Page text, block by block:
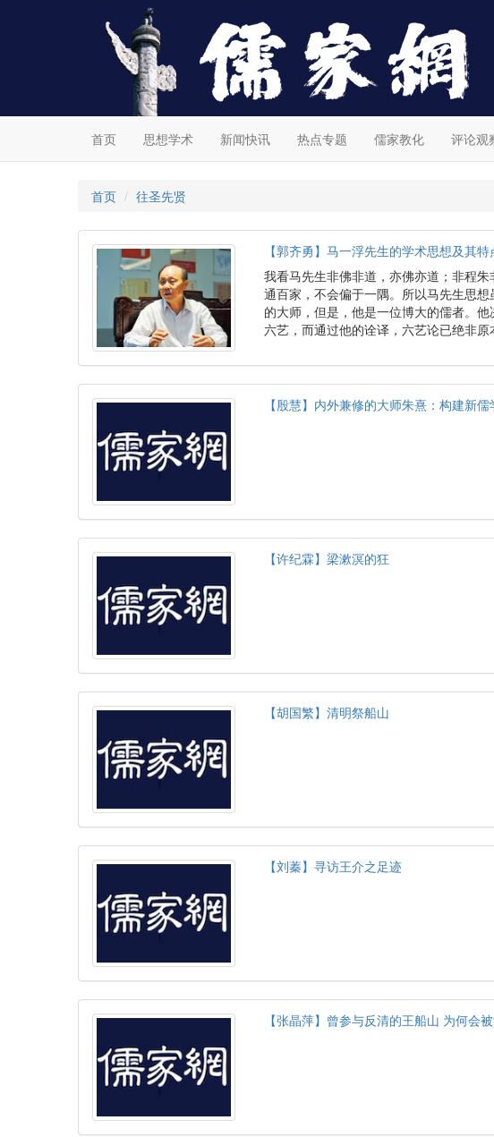
首页 思想学术 新闻快讯 热点专题 儒家教化 评论观
首页 往圣先贤
【郭齐勇】马一浮先生的学术思想及其
我看马先生非佛非道，亦佛亦道；非程
通百家，不会偏于一隅。所以马先生思
的大师，但是，他是一位博大的儒者。
六艺，而通过他的诠译，六艺论已绝非原
【殷慧】内外兼修的大师朱熹：构建新
【许纪霖】梁漱溟的狂
【胡国繁】清明祭船山
【刘蓁】寻访王介之足迹
【张晶萍】曾参与反清的王船山 为何会